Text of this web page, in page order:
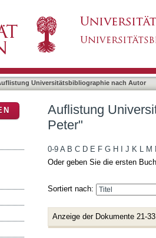
Universitätsbibliographie nach Autor
Auflistung
Peter"
0-9 A B C D E F G H J K L M
Oder geben Sie die ersten
Sortiert nach:
Anzeige der Dokumente 21-